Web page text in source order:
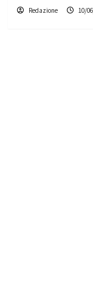
Redazione 10/